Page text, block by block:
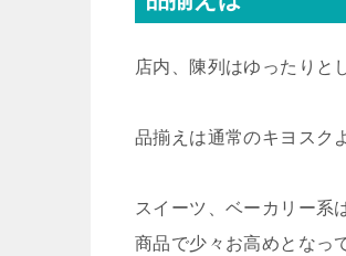
店内、陳列はゆったりと
品揃えは通常のキヨスク
スイーツ、ベーカリー系
商品で少々お高めとなっ